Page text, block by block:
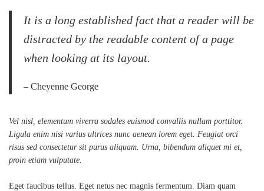
It is a long established fact that a reader will be
distracted by the readable content of a page
when looking at its layout.
– Cheyenne George
Vel nisl, elementum viverra sodales euismod convallis nullam porttitor.
Ligula enim nisi varius ultrices nunc aenean lorem eget. Feugiat orci
risus sed consectetur sit purus aliquam. Urna, bibendum aliquet mi et,
proin etiam vulputate.
Eget faucibus tellus. Eget netus nec magnis fermentum. Diam quam